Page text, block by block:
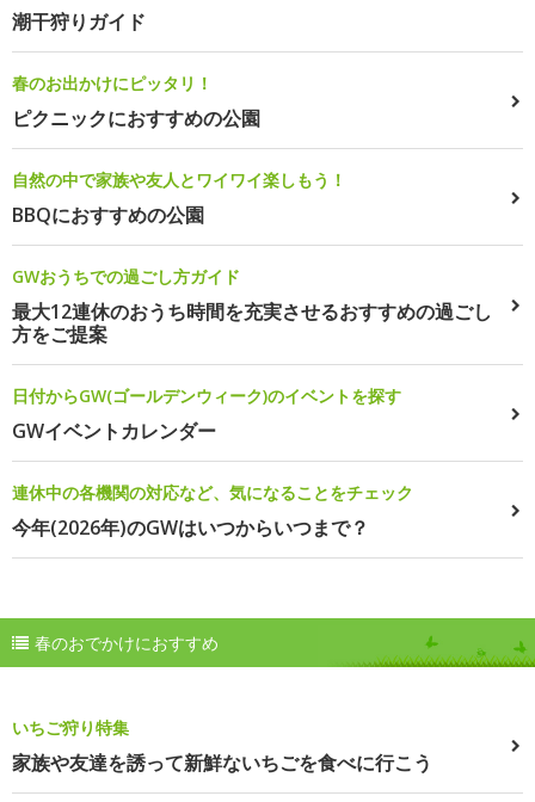
潮干狩りガイド
春のお出かけにピッタリ！
ピクニックにおすすめの公園
自然の中で家族や友人とワイワイ楽しもう！
BBQにおすすめの公園
GWおうちでの過ごし方ガイド
最大12連休のおうち時間を充実させるおすすめの過ごし
方をご提案
日付からGW(ゴールデンウィーク)のイベントを探す
GWイベントカレンダー
連休中の各機関の対応など、気になることをチェック
今年(2026年)のGWはいつからいつまで？
春のおでかけにおすすめ
いちご狩り特集
家族や友達を誘って新鮮ないちごを食べに行こう